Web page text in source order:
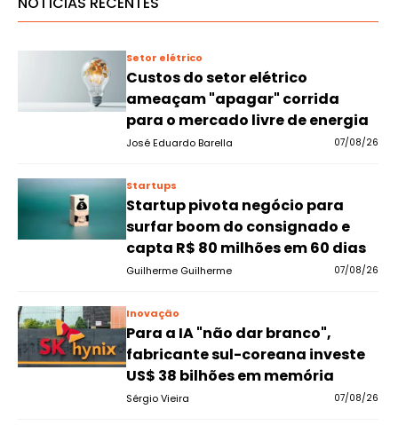
Setor elétrico
Custos do setor elétrico
ameaçam "apagar" corrida
para o mercado livre de energia
José Eduardo Barella 07/08/26
Startups
Startup pivota negócio para
surfar boom do consignado e
capta R$ 80 milhões em 60 dias
Guilherme Guilherme 07/08/26
Inovação
Para a IA "não dar branco",
fabricante sul-coreana investe
US$ 38 bilhões em memória
Sérgio Vieira 07/08/26